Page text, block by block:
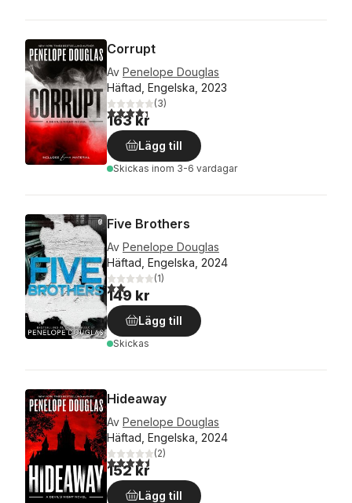
Corrupt
Av Penelope Douglas
Häftad, Engelska, 2023
4,3utav 5 stjärnor. Totalt antal röster:
(3)
163 kr
Lägg till
Skickas inom 3-6 vardagar
Five Brothers
Av Penelope Douglas
Häftad, Engelska, 2024
2,0utav 5 stjärnor. Totalt antal röster:
(1)
149 kr
Lägg till
Skickas
Hideaway
Av Penelope Douglas
Häftad, Engelska, 2024
4,5utav 5 stjärnor. Totalt antal röster:
(2)
152 kr
Lägg till